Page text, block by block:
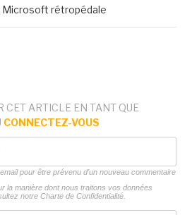
Microsoft rétropédale
CET ARTICLE EN TANT QUE
CONNECTEZ-VOUS
pour être prévenu d'un nouveau commentaire
la manière dont nous traitons vos données
notre Charte de Confidentialité.